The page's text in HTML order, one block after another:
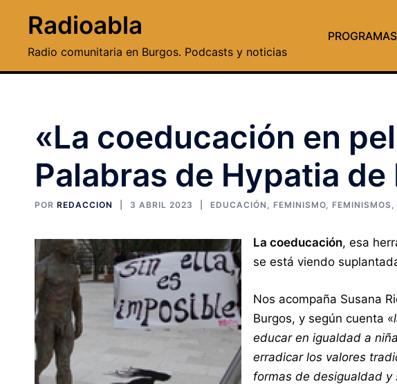
contenido
Radioabla
Radio comunitaria en Burgos. Podcasts y noticias
«La coeducación en
Palabras de Hypatia de
POR REDACCION 3 ABRIL 2023 EDUCACIÓN , FEMINISMO, FEMINISMOS,
La coeducación, esa
se está viendo
Nos acompaña Susana
Burgos, y según cuenta «
educar en igualdad a
erradicar los valores
formas de desigualdad